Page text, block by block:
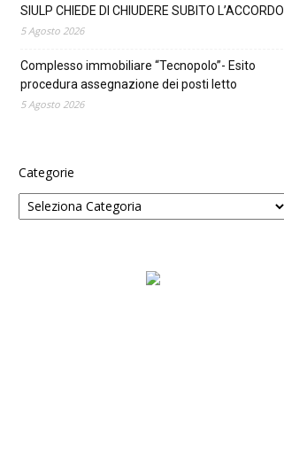
SIULP CHIEDE DI CHIUDERE SUBITO L’ACCORDO
5 Agosto 2026
Complesso immobiliare “Tecnopolo”- Esito
procedura assegnazione dei posti letto
5 Agosto 2026
Categorie